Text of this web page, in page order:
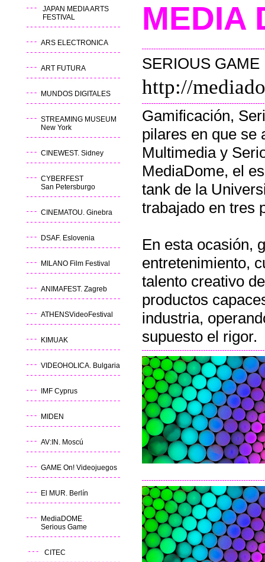
JAPAN MEDIA ARTS
FESTIVAL
ARS ELECTRONICA
ART FUTURA
MUNDOS DIGITALES
STREAMING MUSEUM
New York
CINEWEST. Sidney
CYBERFEST
San Petersburgo
CINEMATOU. Ginebra
DSAF. Eslovenia
MILANO Film Festival
ANIMAFEST. Zagreb
ATHENSVideoFestival
KIMUAK
VIDEOHOLICA. Bulgaria
IMF Cyprus
MIDEN
AV:IN. Moscú
GAME On! Videojuegos
El MUR. Berlín
MediaDOME.
Serious Game
CITEC
SERIOUS GAME
http://
Gamificación,
pilares en que se
Multimedia y
MediaDome, el
tank de la
trabajado en tres
En esta ocasión,
entretenimiento,
talento creativo
productos
industria,
supuesto el rigor.